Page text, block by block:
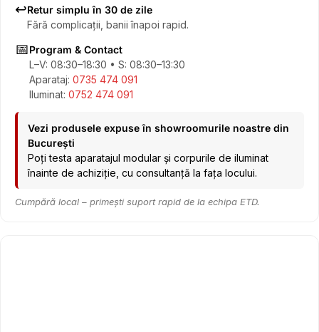
↩️Retur simplu în 30 de zile
Fără complicații, banii înapoi rapid.
📅Program & Contact
L–V: 08:30–18:30 • S: 08:30–13:30
Aparataj: 0735 474 091
Iluminat: 0752 474 091
Vezi produsele expuse în showroomurile noastre din
București
Poți testa aparatajul modular și corpurile de iluminat
înainte de achiziție, cu consultanță la fața locului.
Cumpără local – primești suport rapid de la echipa ETD.